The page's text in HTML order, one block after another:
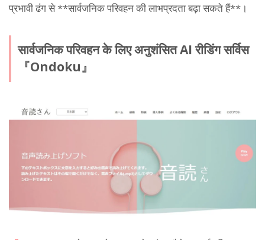
प्रभावी ढंग से **सार्वजनिक परिवहन की लाभप्रदता बढ़ा सकते हैं**।
सार्वजनिक परिवहन के लिए अनुशंसित AI रीडिंग सर्विस
『Ondoku』